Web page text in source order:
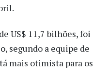
US$ 11,7 bilhões, foi
segundo a equipe de
mais otimista para os